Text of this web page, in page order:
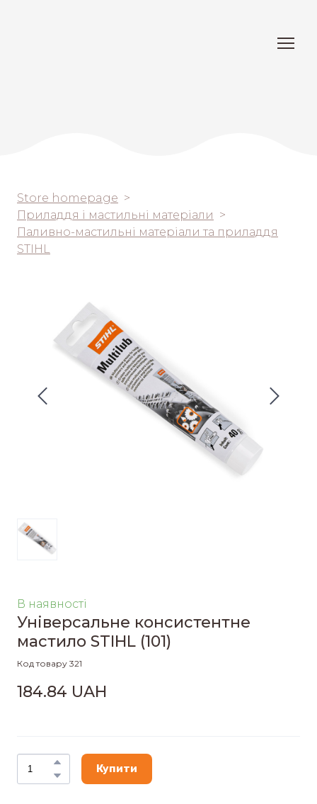
Store homepage
Приладдя і мастильні матеріали
Паливно-мастильні матеріали та приладдя
STIHL
В наявності
Універсальне консистентне
мастило STIHL (101)
Код товару 321
184.84 UAH
Купити